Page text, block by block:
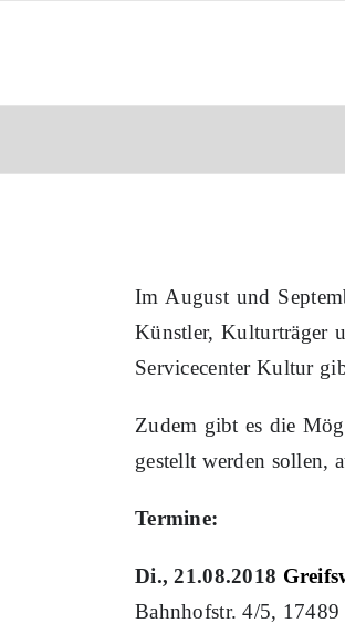
Im August und
Künstler, Kulturträger
Servicecenter Kultur
Zudem gibt es die
gestellt werden sollen,
Termine:
Di.,21.08.2018
Bahnhofstr. 4/5, 17489